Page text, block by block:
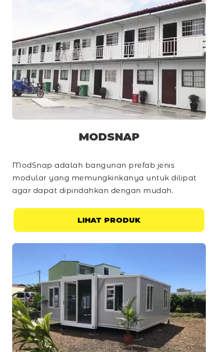
MODSNAP
ModSnap adalah bangunan prefab jenis
modular yang memungkinkanya untuk dilipat
agar dapat dipindahkan dengan mudah.
LIHAT PRODUK